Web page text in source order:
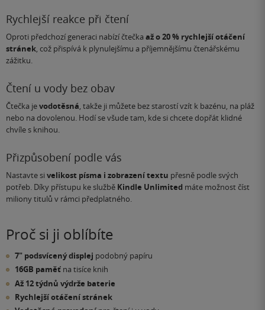
Rychlejší reakce při čtení
Oproti předchozí generaci nabízí čtečka až o 20 % rychlejší otáčení
stránek, což přispívá k plynulejšímu a příjemnějšímu čtenářskému
zážitku.
Čtení u vody bez obav
Čtečka jevodotěsná, takže ji můžete bez starostí vzít k bazénu, na pláž
nebo na dovolenou. Hodí se všude tam, kde si chcete dopřát klidné
chvíle s knihou.
Přizpůsobení podle vás
Nastavte si velikost písma i zobrazení textu přesně podle svých
potřeb. Díky přístupu ke službě Kindle Unlimited máte možnost číst
miliony titulů v rámci předplatného.
Proč si ji oblíbíte
7" podsvícený displej podobný papíru
16GB paměť na tisíce knih
Až 12 týdnů výdrže baterie
Rychlejší otáčení stránek